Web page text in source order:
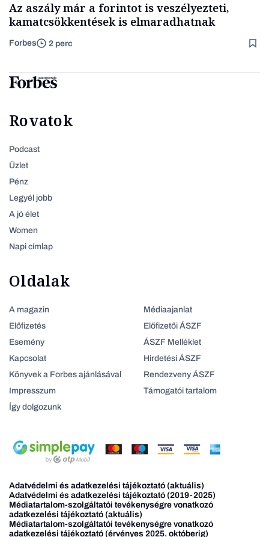
Az aszály már a forintot is veszélyezteti,
kamatcsökkentések is elmaradhatnak
Forbes 2 perc
Rovatok
Podcast
Üzlet
Pénz
Legyél jobb
A jó élet
Women
Napi címlap
Oldalak
A magazin
Előfizetés
Esemény
Kapcsolat
Könyvek a Forbes ajánlásával
Impresszum
Így dolgozunk
Médiaajanlat
Előfizetői ÁSZF
ÁSZF Melléklet
Hirdetési ÁSZF
Rendezveny ÁSZF
Támogatói tartalom
Adatvédelmi és adatkezelési tájékoztató (aktuális)
Adatvédelmi és adatkezelési tájékoztató (2019-2025)
Médiatartalom-szolgáltatói tevékenységre vonatkozó
adatkezelési tájékoztató (aktuális)
Médiatartalom-szolgáltatói tevékenységre vonatkozó
adatkezelési tájékoztató (érvényes 2025. októberig)